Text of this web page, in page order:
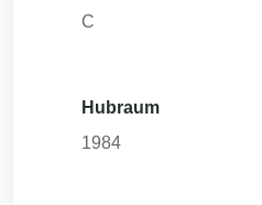
C
Hubraum
1984